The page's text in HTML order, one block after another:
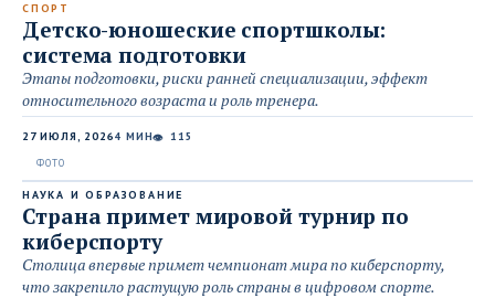
СПОРТ
Детско-юношеские спортшколы:
система подготовки
Этапы подготовки, риски ранней специализации, эффект
относительного возраста и роль тренера.
27 ИЮЛЯ, 20264 МИН👁 115
НАУКА И ОБРАЗОВАНИЕ
Страна примет мировой турнир по
киберспорту
Столица впервые примет чемпионат мира по киберспорту,
что закрепило растущую роль страны в цифровом спорте.